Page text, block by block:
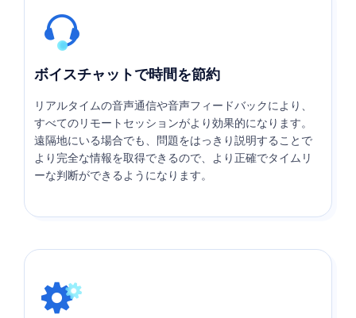
ボイスチャットで時間を節約
リアルタイムの音声通信や音声フィードバックにより、
すべてのリモートセッションがより効果的になります。
遠隔地にいる場合でも、問題をはっきり説明することで
より完全な情報を取得できるので、より正確でタイムリ
ーな判断ができるようになります。